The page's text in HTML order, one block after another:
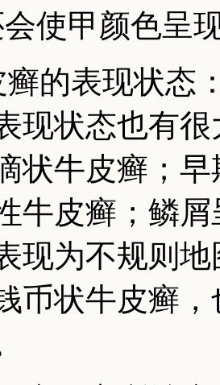
使甲颜色呈
的表现状态
现状态也有
状牛皮癣；
牛皮癣；鳞
现为不规则
币状牛皮癣